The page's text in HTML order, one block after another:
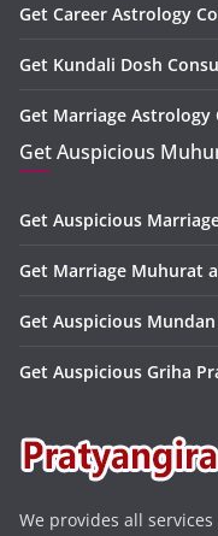
Get Career Astrology
Get Kundali Dosh
Get Marriage
Get Auspicious
Get Auspicious
Get Marriage Muhurat
Get Auspicious
Get Auspicious Griha
We provides all